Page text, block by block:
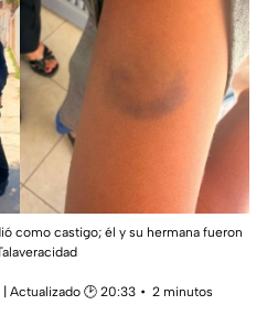
como castigo; él y su hermana fueron
| Actualizado 🕑 20:33
2 minutos